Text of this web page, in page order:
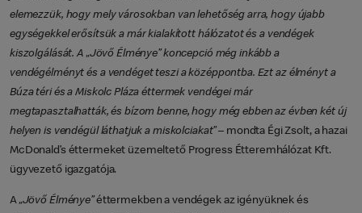
elemezzük, hogy mely városokban van lehetőség arra, hogy újabb
egységekkel erősítsük a már kialakított hálózatot és a vendégek
kiszolgálását. A „Jövő Élménye” koncepció még inkább a
vendégélményt és a vendéget teszi a középpontba. Ezt az élményt a
Búza téri és a Miskolc Pláza éttermek vendégei már
megtapasztalhatták, és bízom benne, hogy még ebben az évben két új
helyen is vendégül láthatjuk a miskolciakat”– mondta Égi Zsolt, a hazai
McDonald’s éttermeket üzemeltető Progress Étteremhálózat Kft.
ügyvezető igazgatója.
A „Jövő Élménye”éttermekben a vendégek az igényüknek és